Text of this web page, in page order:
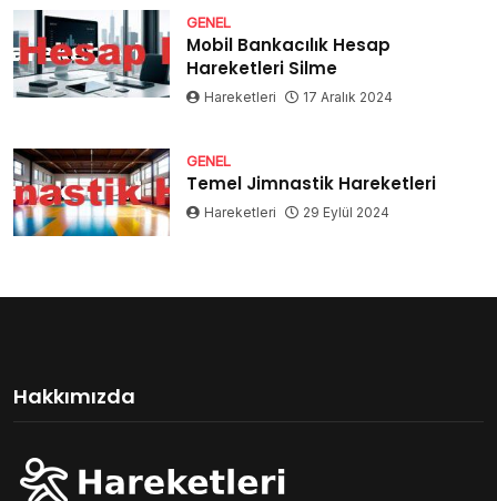
GENEL
Mobil Bankacılık Hesap
Hareketleri Silme
Hareketleri 17 Aralık 2024
GENEL
Temel Jimnastik Hareketleri
Hareketleri 29 Eylül 2024
Hakkımızda